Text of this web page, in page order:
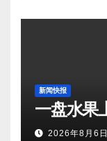
新闻快报
一盘水果
2026年8月6日